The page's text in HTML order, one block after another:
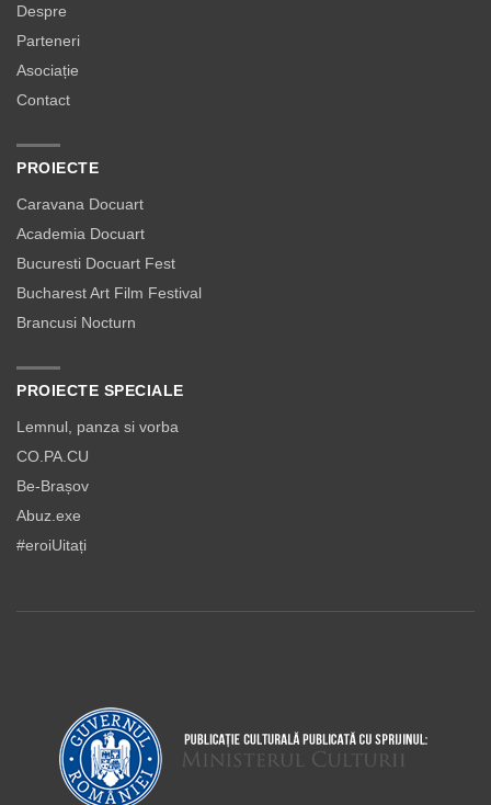
Despre
Parteneri
Asociație
Contact
PROIECTE
Caravana Docuart
Academia Docuart
Bucuresti Docuart Fest
Bucharest Art Film Festival
Brancusi Nocturn
PROIECTE SPECIALE
Lemnul, panza si vorba
CO.PA.CU
Be-Brașov
Abuz.exe
#eroiUitați